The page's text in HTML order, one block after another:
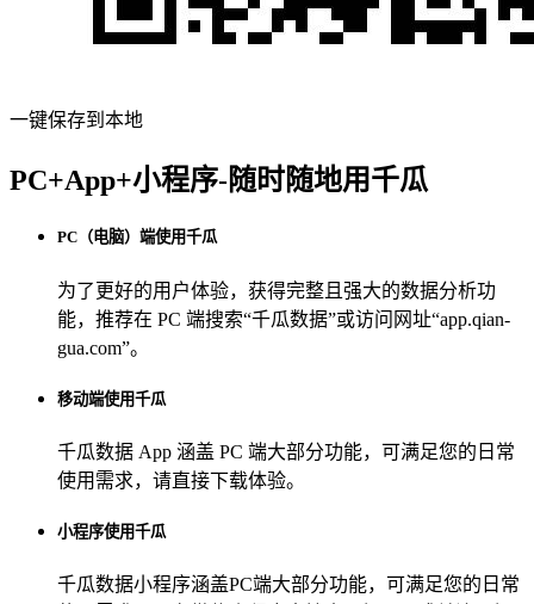
一键保存到本地
PC+App+小程序-随时随地用千瓜
PC（电脑）端使用千瓜
为了更好的用户体验，获得完整且强大的数据分析功
能，推荐在 PC 端搜索“千瓜数据”或访问网址“app.qian-
gua.com”。
移动端使用千瓜
千瓜数据 App 涵盖 PC 端大部分功能，可满足您的日常
使用需求，请直接下载体验。
小程序使用千瓜
千瓜数据小程序涵盖PC端大部分功能，可满足您的日常